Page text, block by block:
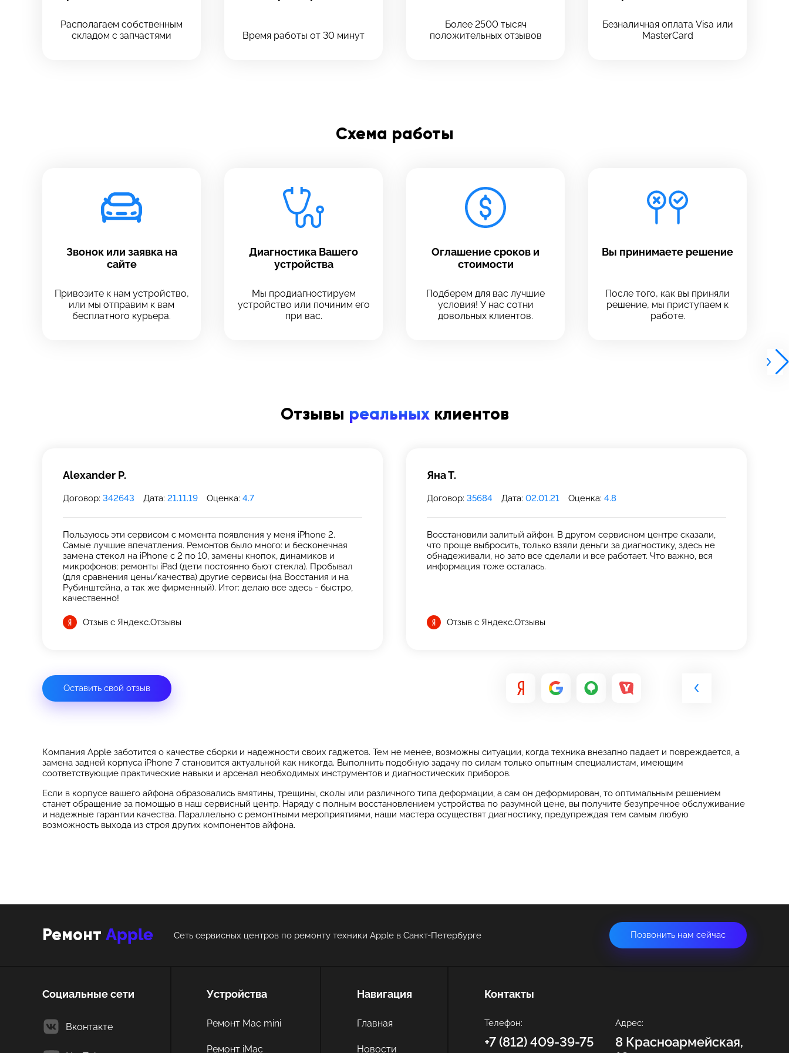
Располагаем собственным
складом с запчастями
Время работы от 30 минут
Более 2500 тысяч
положительных отзывов
Безналичная оплата Visa или
MasterCard
Схема работы
Звонок или заявка на
сайте
Привозите к нам устройство,
или мы отправим к вам
бесплатного курьера.
Диагностика Вашего
устройства
Мы продиагностируем
устройство или починим его
при вас.
Оглашение сроков и
стоимости
Подберем для вас лучшие
условия! У нас сотни
довольных клиентов.
Вы принимаете решение
После того, как вы приняли
решение, мы приступаем к
работе.
Отзывы реальныхклиентов
Alexander P.
Договор: 342643 Дата: 21.11.19 Оценка: 4.7
Пользуюсь эти сервисом с момента появления у меня iPhone 2.
Самые лучшие впечатления. Ремонтов было много: и бесконечная
замена стекол на iPhone с 2 по 10, замены кнопок, динамиков и
микрофонов; ремонты iPad (дети постоянно бьют стекла). Пробывал
(для сравнения цены/качества) другие сервисы (на Восстания и на
Рубинштейна, а так же фирменный). Итог: делаю все здесь - быстро,
качественно!
Отзыв с Яндекс.Отзывы
Яна Т.
Договор: 35684 Дата: 02.01.21 Оценка: 4.8
Восстановили залитый айфон. В другом сервисном центре сказали,
что проще выбросить, только взяли деньги за диагностику, здесь не
обнадеживали, но зато все сделали и все работает. Что важно, вся
информация тоже осталась.
Отзыв с Яндекс.Отзывы
Оставить свой отзыв
Компания Apple заботится о качестве сборки и надежности своих гаджетов. Тем не менее, возможны ситуации, когда техника внезапно падает и повреждается, а
замена задней корпуса iPhone 7 становится актуальной как никогда. Выполнить подобную задачу по силам только опытным специалистам, имеющим
соответствующие практические навыки и арсенал необходимых инструментов и диагностических приборов.
Если в корпусе вашего айфона образовались вмятины, трещины, сколы или различного типа деформации, а сам он деформирован, то оптимальным решением
станет обращение за помощью в наш сервисный центр. Наряду с полным восстановлением устройства по разумной цене, вы получите безупречное обслуживание
и надежные гарантии качества. Параллельно с ремонтными мероприятиями, наши мастера осуществят диагностику, предупреждая тем самым любую
возможность выхода из строя других компонентов айфона.
Ремонт Apple Сеть сервисных центров по ремонту техники Apple в Санкт-Петербурге Позвонить нам сейчас
Социальные сети
Вконтакте
Устройства
Ремонт Mac mini
Ремонт iMac
Навигация
Главная
Новости
Контакты
Телефон:
+7 (812) 409-39-75
Адрес:
8 Красноармейская,
Выберите сервис
Выберите адрес сервиса, в который хотите позвонить
Выберите сервис
Выберите адрес сервиса, в который хотите позвонить
Технологический инс-т
Введите телефон
Напишите свой отзыв